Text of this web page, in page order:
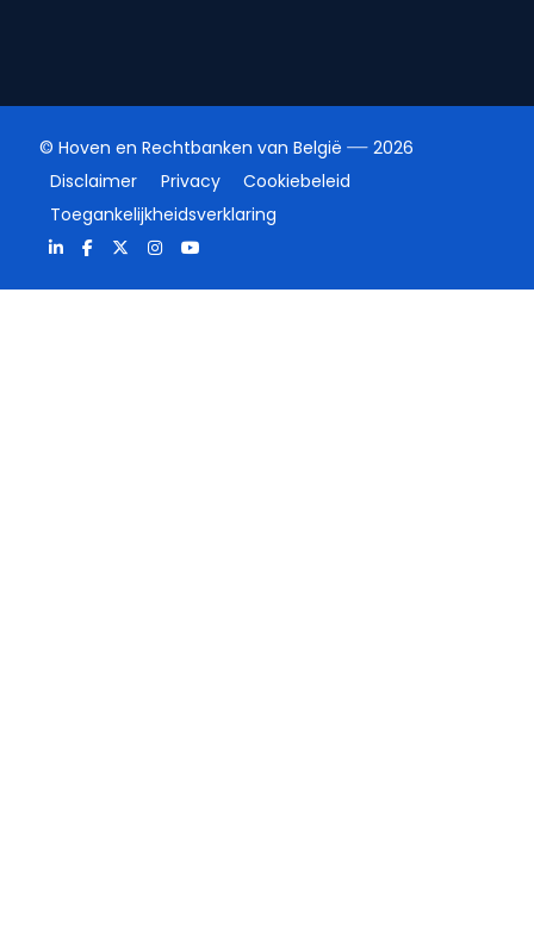
© Hoven en Rechtbanken van België
2026
Disclaimer
Privacy
Cookiebeleid
Toegankelijkheidsverklaring